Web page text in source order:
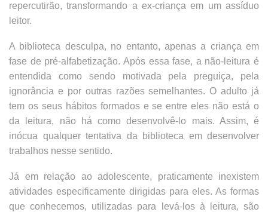
repercutirão, transformando a ex-criança em um assíduo
leitor.
A biblioteca desculpa, no entanto, apenas a criança em
fase de pré-alfabetização. Após essa fase, a não-leitura é
entendida como sendo motivada pela preguiça, pela
ignorância e por outras razões semelhantes. O adulto já
tem os seus hábitos formados e se entre eles não está o
da leitura, não há como desenvolvê-lo mais. Assim, é
inócua qualquer tentativa da biblioteca em desenvolver
trabalhos nesse sentido.
Já em relação ao adolescente, praticamente inexistem
atividades especificamente dirigidas para eles. As formas
que conhecemos, utilizadas para levá-los à leitura, são